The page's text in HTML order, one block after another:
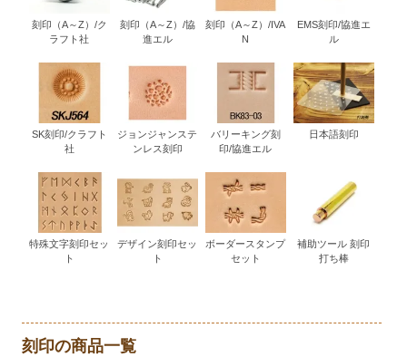
刻印（A～Z）/ク
ラフト社
刻印（A～Z）/協
進エル
刻印（A～Z）/IVA
N
EMS刻印/協進エ
ル
SK刻印/クラフト
社
ジョンジャンステ
ンレス刻印
バリーキング刻
印/協進エル
日本語刻印
特殊文字刻印セッ
ト
デザイン刻印セッ
ト
ボーダースタンプ
セット
補助ツール 刻印
打ち棒
刻印の商品一覧